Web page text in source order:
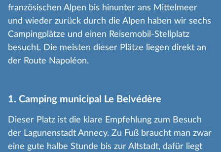
französischen Alpen bis hinunter ans Mittelmeer
und wieder zurück durch die Alpen haben wir sechs
Campingplätze und einen Reisemobil-Stellplatz
besucht. Die meisten dieser Plätze liegen direkt an
der Route Napoléon.
1. Camping municipal Le Belvédère
Dieser Platz ist die klare Empfehlung zum Besuch
der Lagunenstadt Annecy. Zu Fuß braucht man zwar
eine gute halbe Stunde bis zur Altstadt, dafür liegt